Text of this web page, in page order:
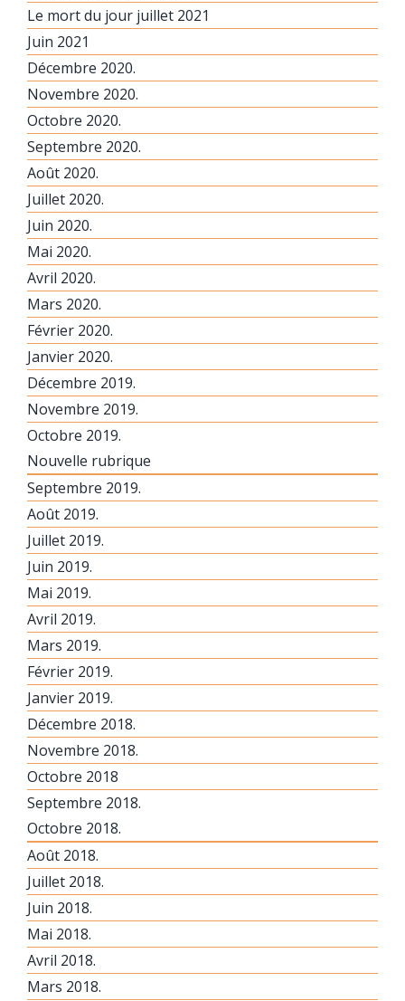
Le mort du jour juillet 2021
Juin 2021
Décembre 2020.
Novembre 2020.
Octobre 2020.
Septembre 2020.
Août 2020.
Juillet 2020.
Juin 2020.
Mai 2020.
Avril 2020.
Mars 2020.
Février 2020.
Janvier 2020.
Décembre 2019.
Novembre 2019.
Octobre 2019.
Nouvelle rubrique
Septembre 2019.
Août 2019.
Juillet 2019.
Juin 2019.
Mai 2019.
Avril 2019.
Mars 2019.
Février 2019.
Janvier 2019.
Décembre 2018.
Novembre 2018.
Octobre 2018
Septembre 2018.
Octobre 2018.
Août 2018.
Juillet 2018.
Juin 2018.
Mai 2018.
Avril 2018.
Mars 2018.